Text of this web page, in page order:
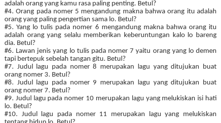
adalah orang yang kamu rasa paling penting. Betul?
#4. Orang pada nomer 5 mengandung makna bahwa orang itu adalah
orang yang paling pengertian sama lo. Betul?
#5. Yang lo tulis pada nomer 6 mengandung makna bahwa orang itu
adalah orang yang selalu memberikan keberuntungan kalo lo bareng
dia. Betul?
#6. Lawan jenis yang lo tulis pada nomer 7 yaitu orang yang lo demen
tapi bertepuk sebelah tangan gitu. Betul?
#7. Judul lagu pada nomer 8 merupakan lagu yang ditujukan buat
orang nomer 3. Betul?
#8. Judul lagu pada nomer 9 merupakan lagu yang ditujukan buat
orang nomer 7. Betul?
#9. Judul lagu pada nomer 10 merupakan lagu yang melukiskan isi hati
lo. Betul?
#10. Judul lagu pada nomer 11 merupakan lagu yang melukiskan